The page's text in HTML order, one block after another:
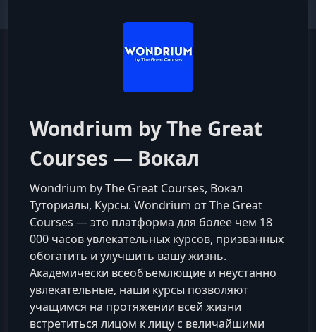
Wondrium by The Great
Courses — Вокал
Wondrium by The Great Courses, Вокал
Туториалы, Курсы. Wondrium от The Great
Courses — это платформа для более чем 18
000 часов увлекательных курсов, призванных
обогатить и улучшить вашу жизнь.
Академически всеобъемлющие и неустанно
увлекательные, наши курсы позволяют
учащимся на протяжении всей жизни
встретиться лицом к лицу с величайшими